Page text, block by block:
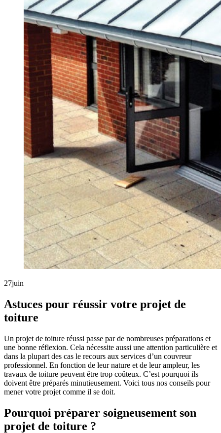
27juin
Astuces pour réussir votre projet de
toiture
Un projet de toiture réussi passe par de nombreuses préparations et
une bonne réflexion. Cela nécessite aussi une attention particulière et
dans la plupart des cas le recours aux services d’un couvreur
professionnel. En fonction de leur nature et de leur ampleur, les
travaux de toiture peuvent être trop coûteux. C’est pourquoi ils
doivent être préparés minutieusement. Voici tous nos conseils pour
mener votre projet comme il se doit.
Pourquoi préparer soigneusement son
projet de toiture ?